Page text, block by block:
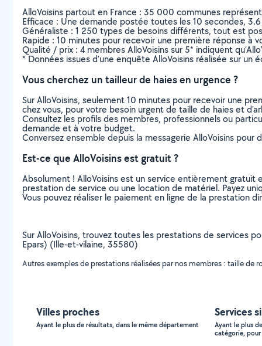
AlloVoisins partout en France : 35 000 communes
Efficace : Une demande postée toutes les 10 secondes,
Généraliste : 1 250 types de besoins différents, tout est
Rapide : 10 minutes pour recevoir une première réponse à
Qualité / prix : 4 membres AlloVoisins sur 5* indiquent
* Données issues d’une enquête AlloVoisins réalisée sur
Vous cherchez un tailleur de haies en urgence ?
Sur AlloVoisins, seulement 10 minutes pour recevoir une
chez vous, pour votre besoin urgent de taille de haies et
Consultez les profils des membres, professionnels ou
demande et à votre budget.
Conversez ensemble depuis la messagerie AlloVoisins
Est-ce que AlloVoisins est gratuit ?
Absolument ! AlloVoisins est un service entièrement gratuit
prestation de service ou une location de matériel. Payez
Vous pouvez réaliser le paiement en ligne de la prestation
Sur AlloVoisins, trouvez toutes les prestations de services
Epars) (Ille-et-vilaine, 35580)
Autres exemples de prestations réalisées par nos membres : taille de
Villes proches
Ayant le plus de résultats, dans le même département
Services
Ayant le plus
catégorie,